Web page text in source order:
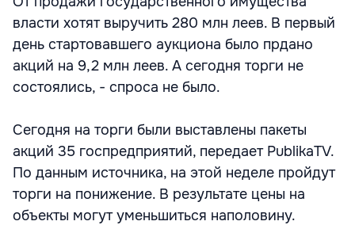
власти хотят выручить 280 млн леев. В первый
день стартовавшего аукциона было прдано
акций на 9,2 млн леев. А сегодня торги не
состоялись, - спроса не было.
Сегодня на торги были выставлены пакеты
акций 35 госпредприятий, передает PublikaTV.
По данным источника, на этой неделе пройдут
торги на понижение. В результате цены на
объекты могут уменьшиться наполовину.